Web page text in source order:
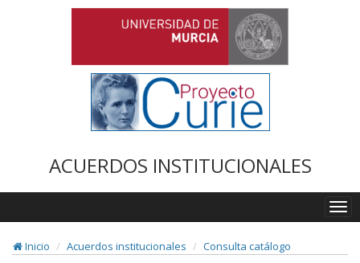
ACUERDOS INSTITUCIONALES
Inicio
Acuerdos institucionales Consulta catálogo